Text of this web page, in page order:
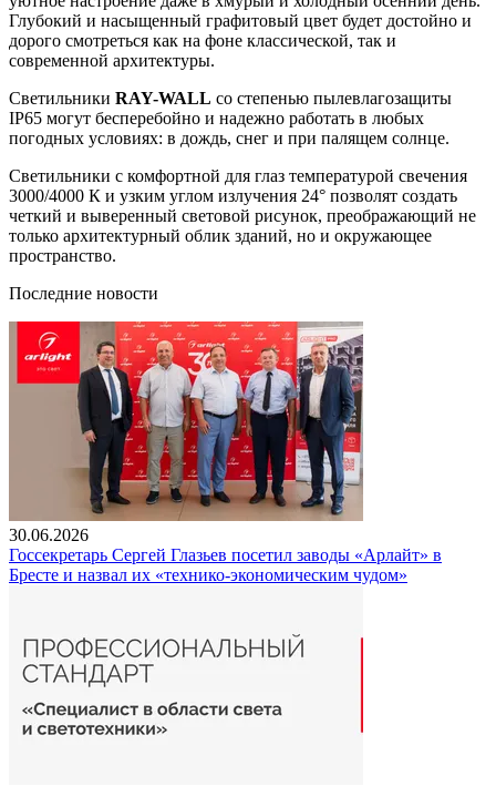
Глубокий и насыщенный графитовый цвет будет достойно и
дорого смотреться как на фоне классической, так и
современной архитектуры.
Светильники RAY-WALL со степенью пылевлагозащиты
IP65 могут бесперебойно и надежно работать в любых
погодных условиях: в дождь, снег и при палящем солнце.
Светильники с комфортной для глаз температурой свечения
3000/4000 К и узким углом излучения 24° позволят создать
четкий и выверенный световой рисунок, преображающий не
только архитектурный облик зданий, но и окружающее
пространство.
Последние новости
30.06.2026
Госсекретарь Сергей Глазьев посетил заводы «Арлайт» в
Бресте и назвал их «технико-экономическим чудом»